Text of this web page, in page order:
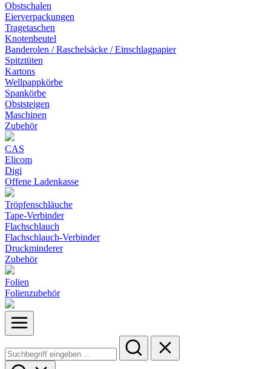
Obstschalen
Eierverpackungen
Tragetaschen
Knotenbeutel
Banderolen / Raschelsäcke / Einschlagpapier
Spitztüten
Kartons
Wellpappkörbe
Spankörbe
Obststeigen
Maschinen
Zubehör
CAS
Elicom
Digi
Offene Ladenkasse
Tröpfenschläuche
Tape-Verbinder
Flachschlauch
Flachschlauch-Verbinder
Druckminderer
Zubehör
Folien
Folienzubehör